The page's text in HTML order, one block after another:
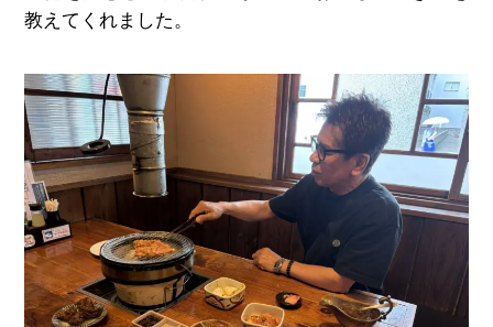
教えてくれました。